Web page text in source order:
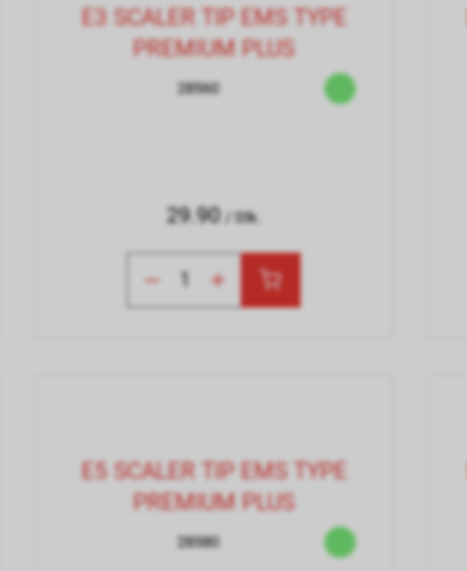
E3 SCALER TIP EMS TYPE
PREMIUM PLUS
28560
29.90 / Stk.
E5 SCALER TIP EMS TYPE
PREMIUM PLUS
28580